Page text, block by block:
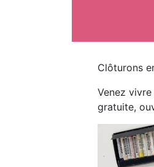
Clôturons
Venez
gratuite,